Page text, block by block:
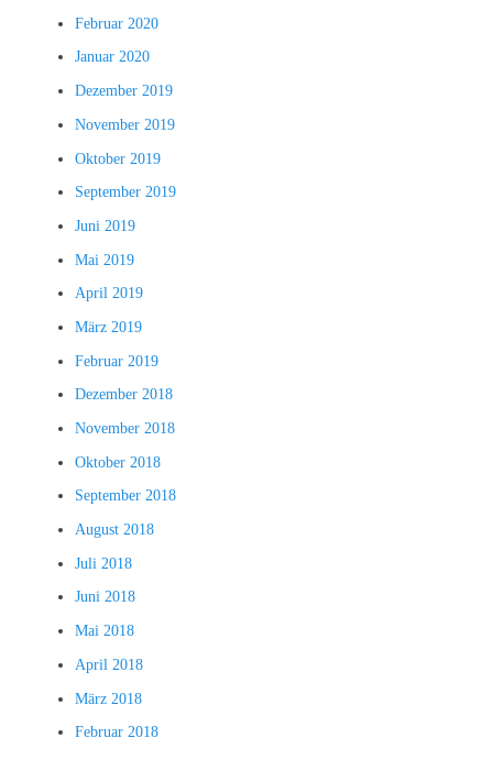
Februar 2020
Januar 2020
Dezember 2019
November 2019
Oktober 2019
September 2019
Juni 2019
Mai 2019
April 2019
März 2019
Februar 2019
Dezember 2018
November 2018
Oktober 2018
September 2018
August 2018
Juli 2018
Juni 2018
Mai 2018
April 2018
März 2018
Februar 2018